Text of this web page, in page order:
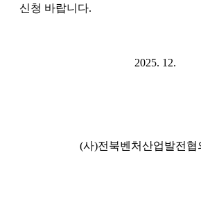
신청 바랍니다.
2025. 12.
(사)전북벤처산업발전협